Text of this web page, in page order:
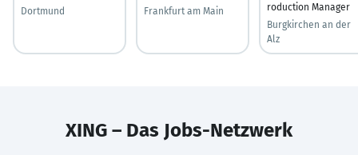
Dortmund
Frankfurt am Main
roduction Manager
Burgkirchen an der
Alz
XING – Das Jobs-Netzwerk